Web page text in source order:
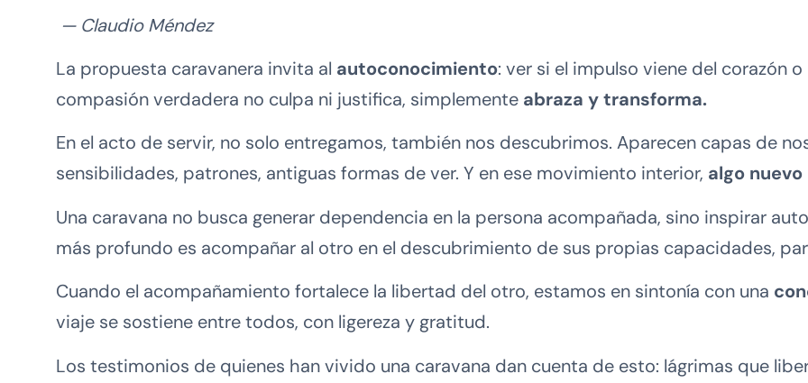
— Claudio Méndez
La propuesta caravanera invita al autoconocimiento: ver si el impulso viene del corazón
compasión verdadera no culpa ni justifica, simplemente abraza y transforma.
En el acto de servir, no solo entregamos, también nos descubrimos. Aparecen capas de
sensibilidades, patrones, antiguas formas de ver. Y en ese movimiento interior, algo
Una caravana no busca generar dependencia en la persona acompañada, sino inspirar
más profundo es acompañar al otro en el descubrimiento de sus propias capacidades,
Cuando el acompañamiento fortalece la libertad del otro, estamos en sintonía con una
viaje se sostiene entre todos, con ligereza y gratitud.
Los testimonios de quienes han vivido una caravana dan cuenta de esto: lágrimas que